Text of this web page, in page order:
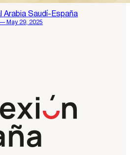
Arabia Saudí-España
May 29, 2025